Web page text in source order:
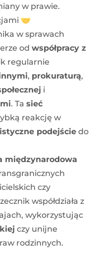
w prawie.
🤝
w sprawach
od współpracy z
regularnie
, prokuraturą,
i
. Ta sieć
reakcję w
podejście do
międzynarodowa
czy
współdziała z
wykorzystując
czy unijne
rodzinnych.